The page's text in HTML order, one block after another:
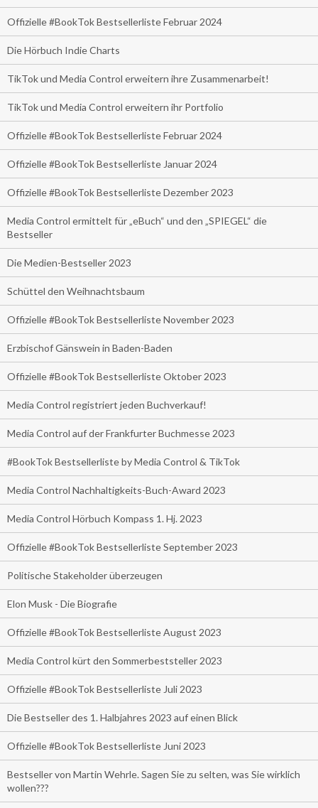
Offizielle #BookTok Bestsellerliste Februar 2024
Die Hörbuch Indie Charts
TikTok und Media Control erweitern ihre Zusammenarbeit!
TikTok und Media Control erweitern ihr Portfolio
Offizielle #BookTok Bestsellerliste Februar 2024
Offizielle #BookTok Bestsellerliste Januar 2024
Offizielle #BookTok Bestsellerliste Dezember 2023
Media Control ermittelt für „eBuch“ und den „SPIEGEL“ die
Bestseller
Die Medien-Bestseller 2023
Schüttel den Weihnachtsbaum
Offizielle #BookTok Bestsellerliste November 2023
Erzbischof Gänswein in Baden-Baden
Offizielle #BookTok Bestsellerliste Oktober 2023
Media Control registriert jeden Buchverkauf!
Media Control auf der Frankfurter Buchmesse 2023
#BookTok Bestsellerliste by Media Control & TikTok
Media Control Nachhaltigkeits-Buch-Award 2023
Media Control Hörbuch Kompass 1. Hj. 2023
Offizielle #BookTok Bestsellerliste September 2023
Politische Stakeholder überzeugen
Elon Musk - Die Biografie
Offizielle #BookTok Bestsellerliste August 2023
Media Control kürt den Sommerbeststeller 2023
Offizielle #BookTok Bestsellerliste Juli 2023
Die Bestseller des 1. Halbjahres 2023 auf einen Blick
Offizielle #BookTok Bestsellerliste Juni 2023
Bestseller von Martin Wehrle. Sagen Sie zu selten, was Sie wirklich
wollen???